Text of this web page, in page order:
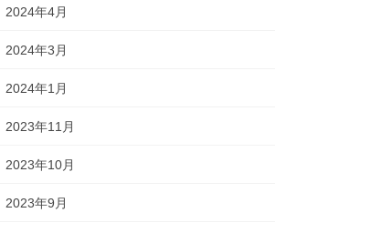
2024年4月
2024年3月
2024年1月
2023年11月
2023年10月
2023年9月